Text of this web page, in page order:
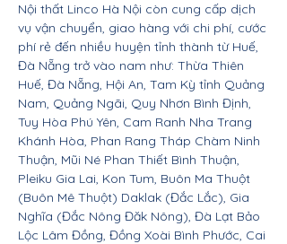
Nội thất Linco Hà Nội còn cung cấp dịch
vụ vận chuyển, giao hàng với chi phí, cước
phí rẻ đến nhiều huyện tỉnh thành từ Huế,
Đà Nẵng trở vào nam như: Thừa Thiên
Huế, Đà Nẵng, Hội An, Tam Kỳ tỉnh Quảng
Nam, Quảng Ngãi, Quy Nhơn Bình Định,
Tuy Hòa Phú Yên, Cam Ranh Nha Trang
Khánh Hòa, Phan Rang Tháp Chàm Ninh
Thuận, Mũi Né Phan Thiết Bình Thuận,
Pleiku Gia Lai, Kon Tum, Buôn Ma Thuột
(Buôn Mê Thuột) Daklak (Đắc Lắc), Gia
Nghĩa (Đắc Nông Đăk Nông), Đà Lạt Bảo
Lộc Lâm Đồng, Đồng Xoài Bình Phước, Cai